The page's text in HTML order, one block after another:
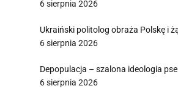
6 sierpnia 2026
Ukraiński politolog obraża Polskę i
6 sierpnia 2026
Depopulacja – szalona ideologia
6 sierpnia 2026